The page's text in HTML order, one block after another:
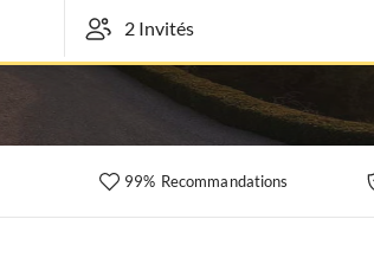
99% Recommandations